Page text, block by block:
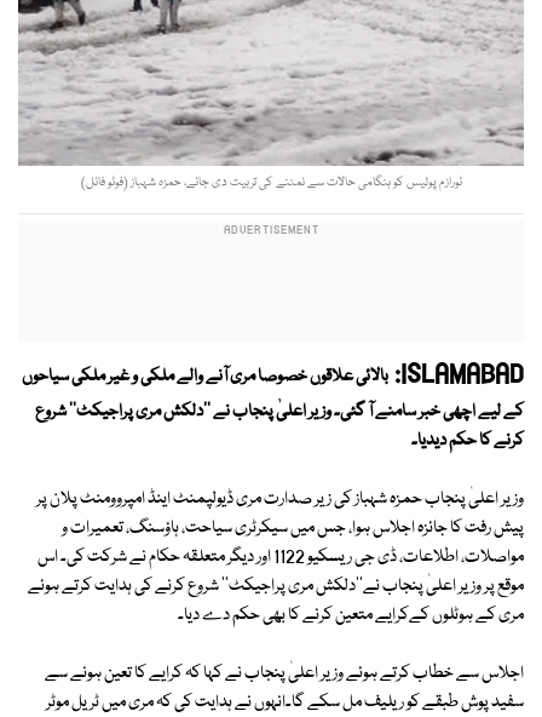
ٹورازم پولیس کو ہنگامی حالات سے نمٹنے کی تربیت دی جائے، حمزہ شہباز (فوٹو فائل)
ISLAMABAD: بالائی علاقوں خصوصا مری آنے والے ملکی و غیر ملکی سیاحوں
کے لیے اچھی خبر سامنے آ گئی۔ وزیر اعلیٰ پنجاب نے ''دلکش مری پراجیکٹ'' شروع
کرنے کا حکم دیدیا۔
وزیر اعلیٰ پنجاب حمزہ شہباز کی زیر صدارت مری ڈیولپمنٹ اینڈ امپروومنٹ پلان پر
پیش رفت کا جائزہ اجلاس ہوا، جس میں سیکرٹری سیاحت، ہاؤسنگ، تعمیرات و
مواصلات، اطلاعات، ڈی جی ریسکیو 1122 اور دیگر متعلقہ حکام نے شرکت کی۔ اس
موقع پر وزیر اعلیٰ پنجاب نے''دلکش مری پراجیکٹ'' شروع کرنے کی ہدایت کرتے ہوئے
مری کے ہوٹلوں کےکرایے متعین کرنے کا بھی حکم دے دیا۔
اجلاس سے خطاب کرتے ہوئے وزیر اعلیٰ پنجاب نے کہا کہ کرایے کا تعین ہونے سے
سفید پوش طبقے کو ریلیف مل سکے گا۔انہوں نے ہدایت کی کہ مری میں ٹریل موٹر